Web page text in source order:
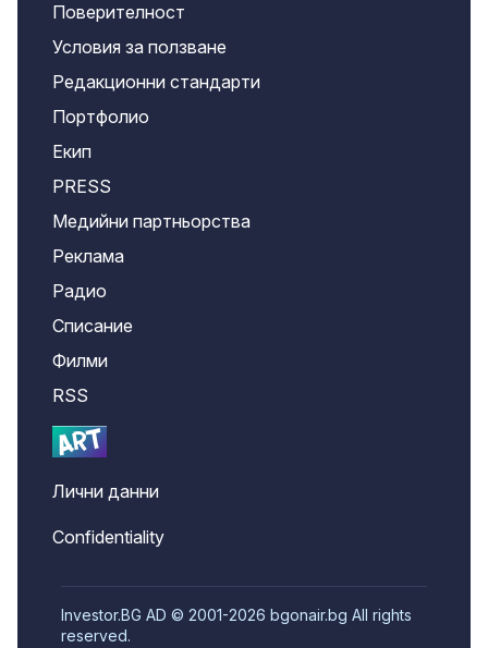
Поверителност
Условия за ползване
Редакционни стандарти
Портфолио
Екип
PRESS
Медийни партньорства
Реклама
Радио
Списание
Филми
RSS
Лични данни
Confidentiality
Investor.BG AD © 2001-2026 bgonair.bg All rights
reserved.